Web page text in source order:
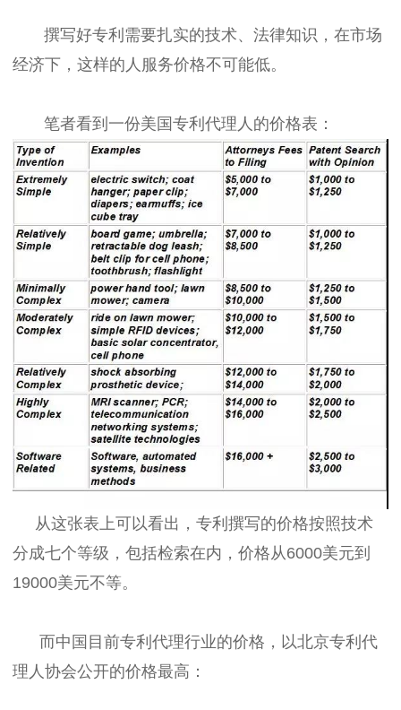
撰写好专利需要扎实的技术、法律知识，在市场
经济下，这样的人服务价格不可能低。
笔者看到一份美国专利代理人的价格表：
从这张表上可以看出，专利撰写的价格按照技术
分成七个等级，包括检索在内，价格从6000美元到
19000美元不等。
而中国目前专利代理行业的价格，以北京专利代
理人协会公开的价格最高：